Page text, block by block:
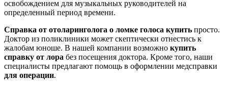
освобождением для музыкальных руководителей на
определенный период времени.
Справка от отоларинголога о ломке голоса купить просто.
Доктор из поликлиники может скептически отнестись к
жалобам юноше. В нашей компании возможно купить
справку от лора без посещения доктора. Кроме того, наши
специалисты предлагают помощь в оформлении медсправки
для операции.